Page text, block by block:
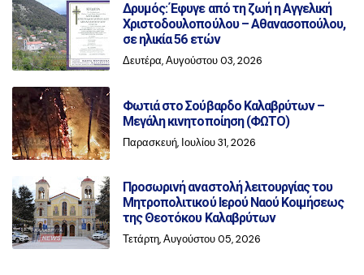
Δρυμός: Έφυγε από τη ζωή η Αγγελική
Χριστοδουλοπούλου – Αθανασοπούλου,
σε ηλικία 56 ετών
Δευτέρα, Αυγούστου 03, 2026
Φωτιά στο Σούβαρδο Καλαβρύτων –
Μεγάλη κινητοποίηση (ΦΩΤΟ)
Παρασκευή, Ιουλίου 31, 2026
Προσωρινή αναστολή λειτουργίας του
Μητροπολιτικού Ιερού Ναού Κοιμήσεως
της Θεοτόκου Καλαβρύτων
Τετάρτη, Αυγούστου 05, 2026